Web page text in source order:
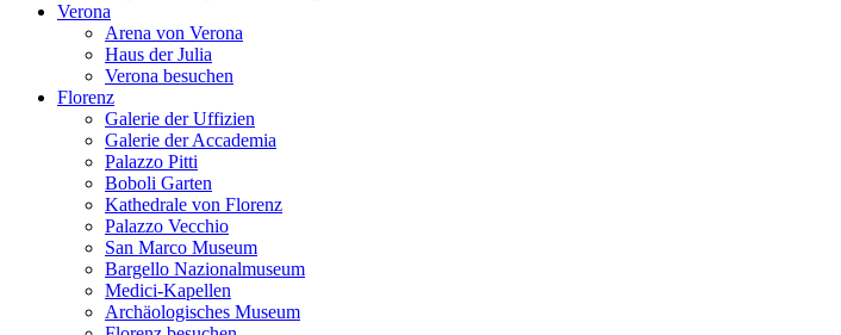
Verona
Arena von Verona
Haus der Julia
Verona besuchen
Florenz
Galerie der Uffizien
Galerie der Accademia
Palazzo Pitti
Boboli Garten
Kathedrale von Florenz
Palazzo Vecchio
San Marco Museum
Bargello Nazionalmuseum
Medici-Kapellen
Archäologisches Museum